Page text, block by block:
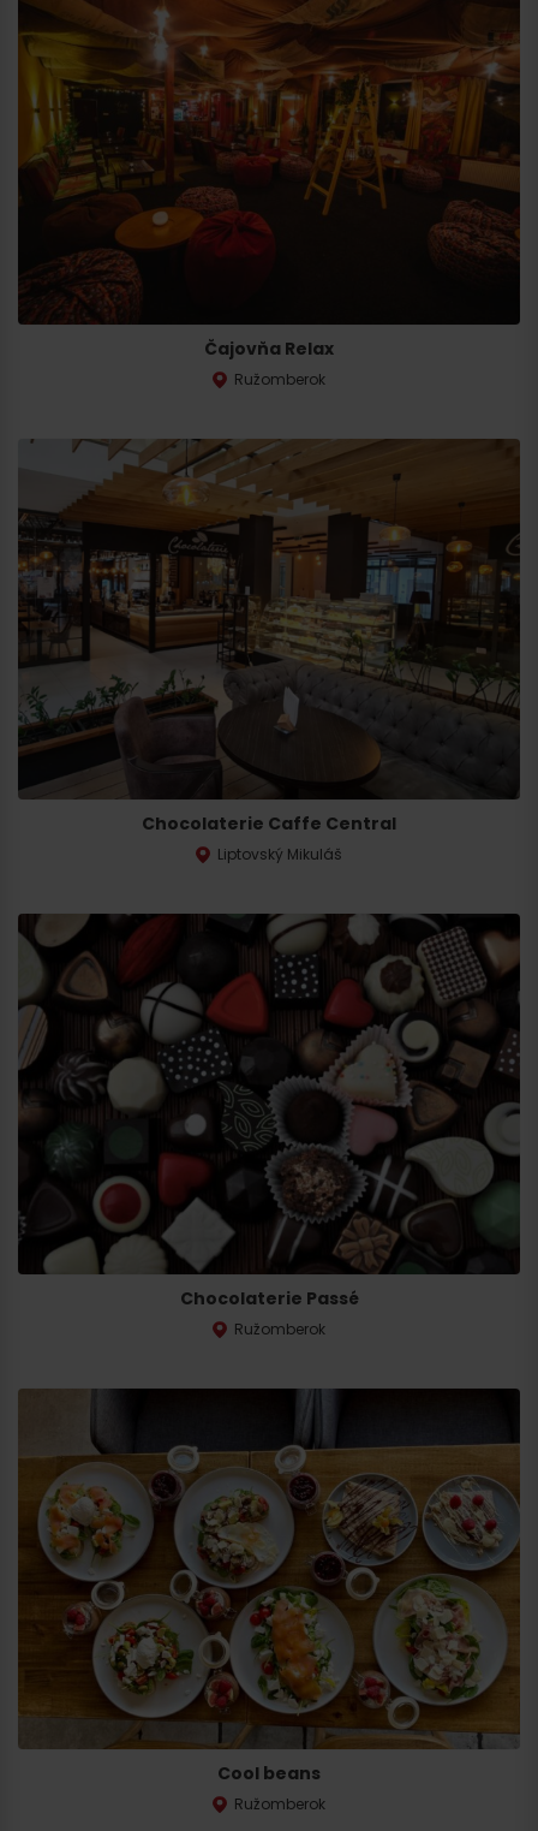
Čajovňa Relax
Ružomberok
Chocolaterie Caffe Central
Liptovský Mikuláš
Chocolaterie Passé
Ružomberok
Cool beans
Ružomberok